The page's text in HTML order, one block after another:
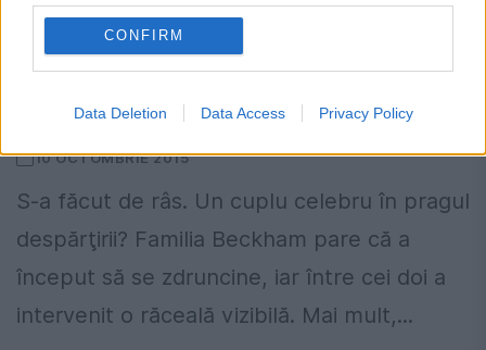
CONFIRM
Data Deletion Data Access Privacy Policy
Una dintre cele mai invidiate femei de
picioare după o petrecere de pomină
10 OCTOMBRIE 2015
S-a făcut de râs. Un cuplu celebru în pragul
despărţirii? Familia Beckham pare că a
început să se zdruncine, iar între cei doi a
intervenit o răceală vizibilă. Mai mult,...